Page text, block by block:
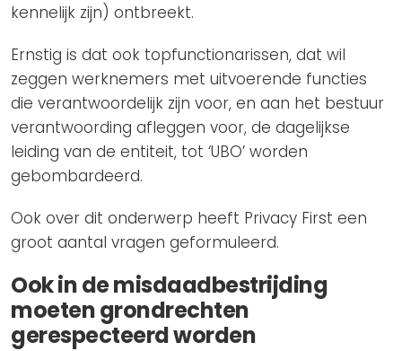
kennelijk zijn) ontbreekt.
Ernstig is dat ook topfunctionarissen, dat wil
zeggen werknemers met uitvoerende functies
die verantwoordelijk zijn voor, en aan het bestuur
verantwoording afleggen voor, de dagelijkse
leiding van de entiteit, tot ‘UBO’ worden
gebombardeerd.
Ook over dit onderwerp heeft Privacy First een
groot aantal vragen geformuleerd.
Ook in de misdaadbestrijding
moeten grondrechten
gerespecteerd worden